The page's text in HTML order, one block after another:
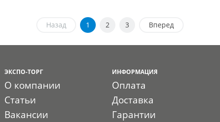
Назад 1 2 3 Вперед
ЭКСПО-ТОРГ
О компании
Статьи
Вакансии
ИНФОРМАЦИЯ
Оплата
Доставка
Гарантии